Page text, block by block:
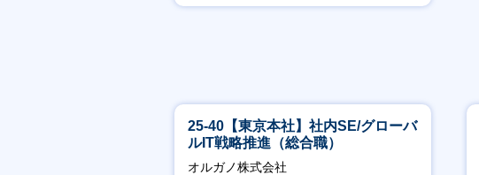
フレックス
25-40【東京本社】社内SE/グローバ
ルIT戦略推進（総合職）
オルガノ株式会社